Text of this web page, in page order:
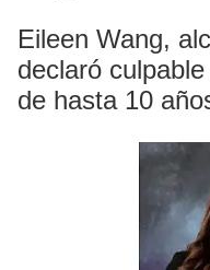
Eileen Wang,
declaró
de hasta 10